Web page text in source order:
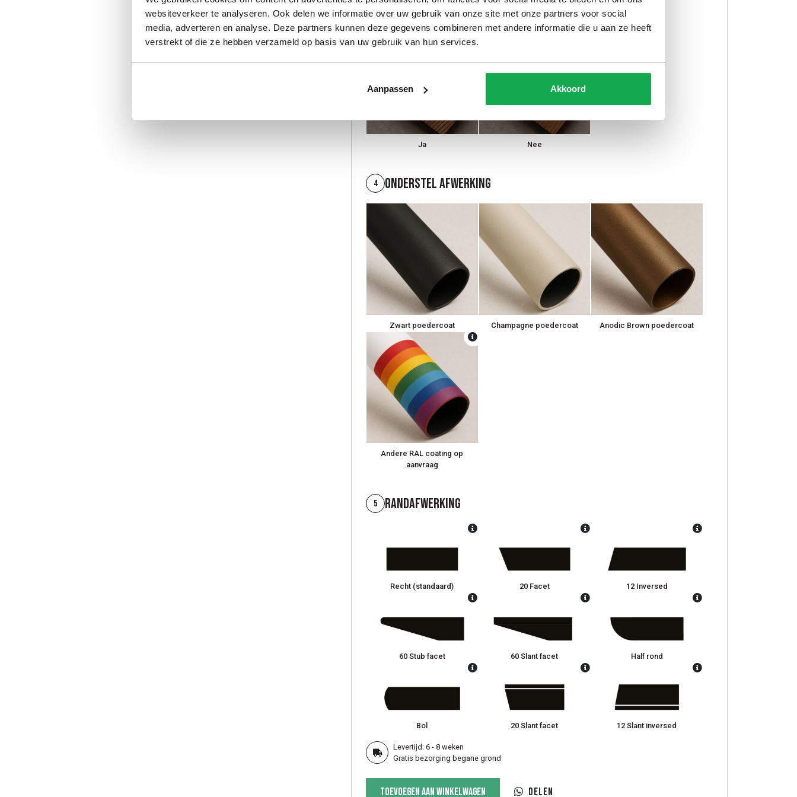
websiteverkeer te analyseren. Ook delen we informatie over uw gebruik van onze site met onze partners voor social
media, adverteren en analyse. Deze partners kunnen deze gegevens combineren met andere informatie die u aan ze heeft
verstrekt of die ze hebben verzameld op basis van uw gebruik van hun services.
Aanpassen Akkoord
3
Ja Nee
4 Onderstel afwerking
Zwart poedercoat Champagne poedercoat Anodic Brown poedercoat
Andere RAL coating op
aanvraag
5 Randafwerking
Recht (standaard) 20 Facet 12 Inversed
60 Stub facet 60 Slant facet Half rond
Bol 20 Slant facet 12 Slant inversed
Levertijd: 6 - 8 weken
Gratis bezorging begane grond
Toevoegen aan winkelwagen Delen